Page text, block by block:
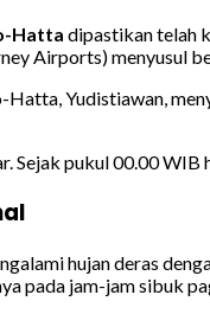
Hatta dipastikan telah
Airports) menyusul
Yudistiawan,
Sejak pukul 00.00
hujan deras
pada jam-jam sibuk